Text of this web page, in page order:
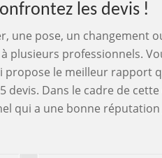
les devis !
une pose, un changement
plusieurs professionnels.
le meilleur rapport
Dans le cadre de
qui a une bonne